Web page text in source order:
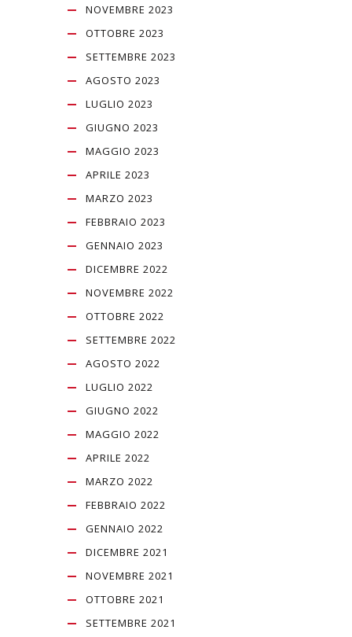
NOVEMBRE 2023
OTTOBRE 2023
SETTEMBRE 2023
AGOSTO 2023
LUGLIO 2023
GIUGNO 2023
MAGGIO 2023
APRILE 2023
MARZO 2023
FEBBRAIO 2023
GENNAIO 2023
DICEMBRE 2022
NOVEMBRE 2022
OTTOBRE 2022
SETTEMBRE 2022
AGOSTO 2022
LUGLIO 2022
GIUGNO 2022
MAGGIO 2022
APRILE 2022
MARZO 2022
FEBBRAIO 2022
GENNAIO 2022
DICEMBRE 2021
NOVEMBRE 2021
OTTOBRE 2021
SETTEMBRE 2021